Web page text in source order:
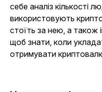
себе аналіз кількості
використовують
стоїть за нею, а також
щоб знати, коли
отримувати